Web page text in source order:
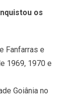
os
Fanfarras e
1969, 1970 e
Goiânia no